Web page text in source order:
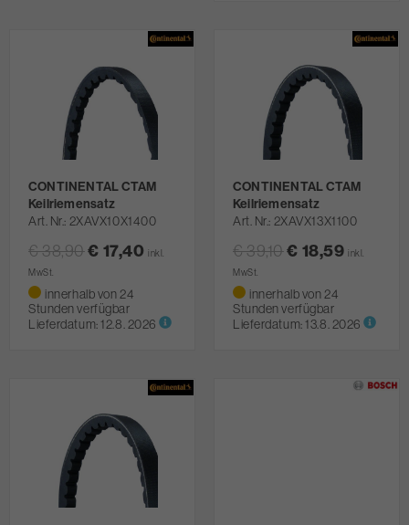
CONTINENTAL CTAM
Keilriemensatz
Art. Nr. 2XAVX10X1400
€ 38,90€ 17,40 inkl.
MwSt.
innerhalb von 24
Stunden verfügbar
Lieferdatum:12.8. 2026
CONTINENTAL CTAM
Keilriemensatz
Art. Nr. 2XAVX13X1100
€ 39,10€ 18,59 inkl.
MwSt.
innerhalb von 24
Stunden verfügbar
Lieferdatum:13.8. 2026